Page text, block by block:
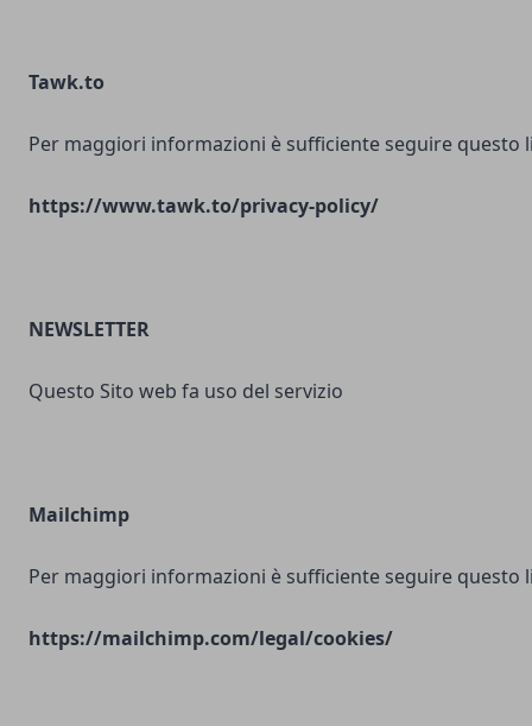
Tawk.to
Per maggiori informazioni è sufficiente seguire questo
https://www.tawk.to/privacy-policy/
NEWSLETTER
Questo Sito web fa uso del servizio
Mailchimp
Per maggiori informazioni è sufficiente seguire questo
https://mailchimp.com/legal/cookies/